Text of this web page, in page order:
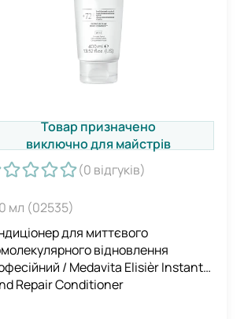
Товар призначено
виключно для майстрів
(0 відгуків)
мл (02535)
для миттєвого
відновлення
/ Medavita Elisièr Instant
Repair Conditioner